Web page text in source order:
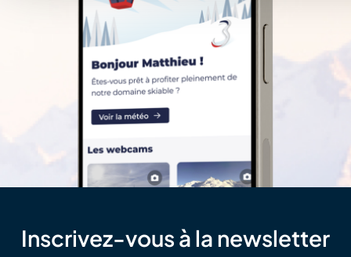
Inscrivez-vous à la newsletter